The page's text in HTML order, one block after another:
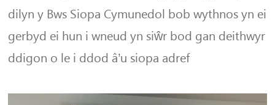
dilyn y Bws Siopa Cymunedol bob wythnos yn ei
gerbyd ei hun i wneud yn siŵr bod gan deithwyr
ddigon o le i ddod â’u siopa adref